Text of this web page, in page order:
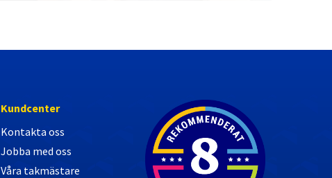
Kundcenter
Kontakta oss
Jobba med oss
Våra takmästare
Nöjda kunder